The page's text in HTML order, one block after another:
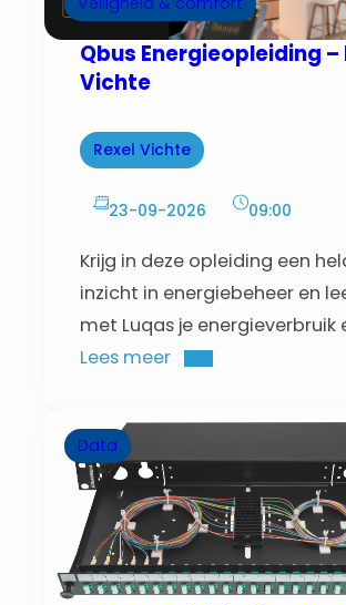
Qbus Energieopleiding –
Vichte
Rexel Vichte
23-09-2026 09:00
Krijg in deze opleiding een
inzicht in energiebeheer en
met Luqas je energieverbruik
productie slim optimaliseert.
Lees meer
Data